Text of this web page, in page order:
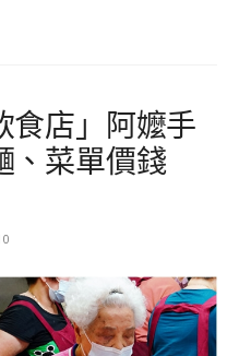
食店」阿嬤手
、菜單價錢